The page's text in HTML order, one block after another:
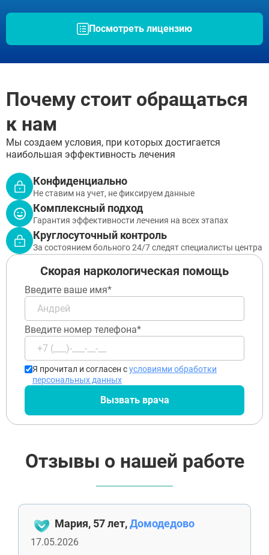
Посмотреть лицензию
Почему стоит обращаться
к нам
Мы создаем условия, при которых достигается
наибольшая эффективность лечения
Конфиденциально
Не ставим на учет, не фиксируем данные
Комплексный подход
Гарантия эффективности лечения на всех этапах
Круглосуточный контроль
За состоянием больного 24/7 следят специалисты центра
Скорая наркологическая помощь
Введите ваше имя*
Введите номер телефона*
Я прочитал и согласен сусловиями обработки
персональных данных
Вызвать врача
Отзывы о нашей работе
Мария, 57 лет,Домодедово
17.05.2026
Отправить
Оставляя заявку Вы соглашаетесь сполитикой
конфиденциальности
ЗАДАТЬ ВОПРОС
Отправить
Оставляя заявку Вы соглашаетесь с
Заполните форму ниже, мы вам
перезвоним
Отправить
Оставляя заявку Вы соглашаетесь сполитикой
конфиденциальности
Реутов
Химки
Щёлково
Электросталь
Котельники
Электроугли
Лыткарино
Павловский Посад
Ступино
Дмитров
Фрязино
Дзержинский
Солнечногорск
Краснознаменск
Кашира
Звенигород
Протвино
Шатура
Истра
Ликино-Дулёво
Можайск
Дедовск
Электрогорск
Луховицы
Лосино-Петровский
Красноармейск
Волоколамск
Старая Купавна
Кубинка
Зарайск
Куровское
Пущино